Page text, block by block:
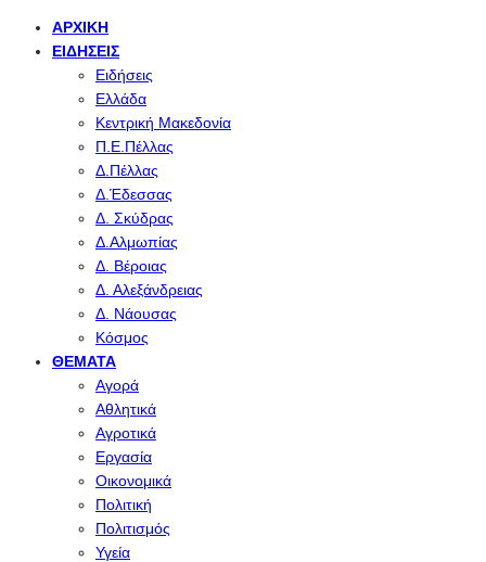
ΑΡΧΙΚΉ
ΕΙΔΉΣΕΙΣ
Ειδήσεις
Ελλάδα
Κεντρική Μακεδονία
Π.Ε.Πέλλας
Δ.Πέλλας
Δ.Έδεσσας
Δ. Σκύδρας
Δ.Αλμωπίας
Δ. Βέροιας
Δ. Αλεξάνδρειας
Δ. Νάουσας
Κόσμος
ΘΈΜΑΤΑ
Αγορά
Αθλητικά
Αγροτικά
Εργασία
Οικονομικά
Πολιτική
Πολιτισμός
Υγεία